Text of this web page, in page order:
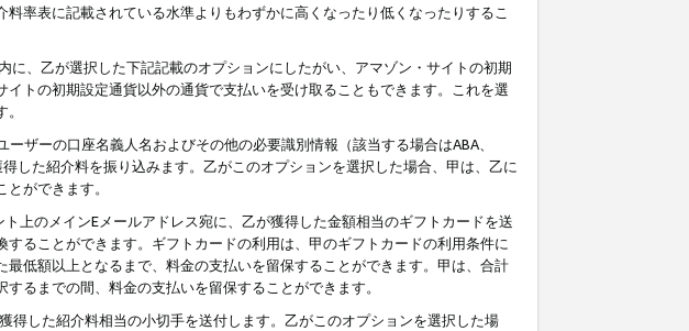
率表に記載されている水準よりもわずかに高くなったり低くなったりするこ
、乙が選択した下記記載のオプションにしたがい、アマゾン・サイトの初期
トの初期設定通貨以外の通貨で支払いを受け取ることもできます。これを選
ーの口座名義人名およびその他の必要識別情報（該当する場合はABA、
した紹介料を振り込みます。乙がこのオプションを選択した場合、甲は、乙に
ができます。
のメインEメールアドレス宛に、乙が獲得した金額相当のギフトカードを送
ることができます。ギフトカードの利用は、甲のギフトカードの利用条件に
最低額以上となるまで、料金の支払いを留保することができます。甲は、合計
るまでの間、料金の支払いを留保することができます。
した紹介料相当の小切手を送付します。乙がこのオプションを選択した場